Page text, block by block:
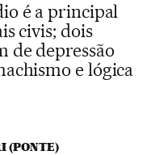
é a principal
civis; dois
de depressão
e lógica
(PONTE)